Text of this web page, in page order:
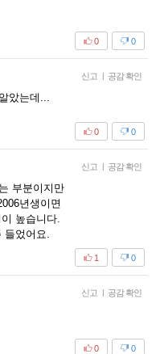
0
0
신고 | 공감 확인
았는데...
0
0
신고 | 공감 확인
부분이지만
년생이면
높습니다.
들었어요.
0
1
신고 | 공감 확인
0
0